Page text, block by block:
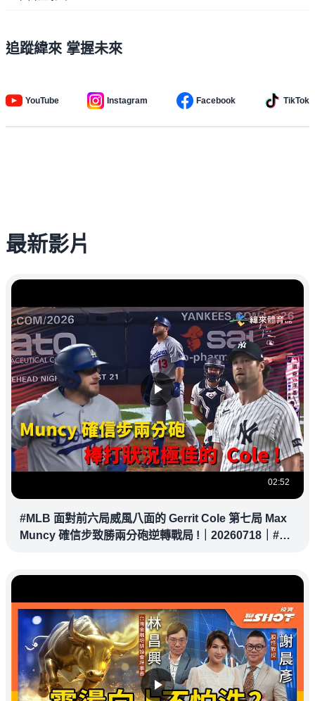
追蹤緯來 掌握未來
YouTube Instagram Facebook TikTok
最新影片
02:52
#MLB 面對前六局威風八面的 Gerrit Cole 第七局 Max
Muncy 確信步致勝兩分砲逆轉戰局 !｜20260718｜#洛